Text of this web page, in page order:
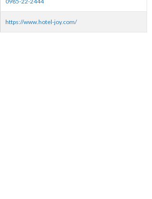
https://www.hotel-joy.com/